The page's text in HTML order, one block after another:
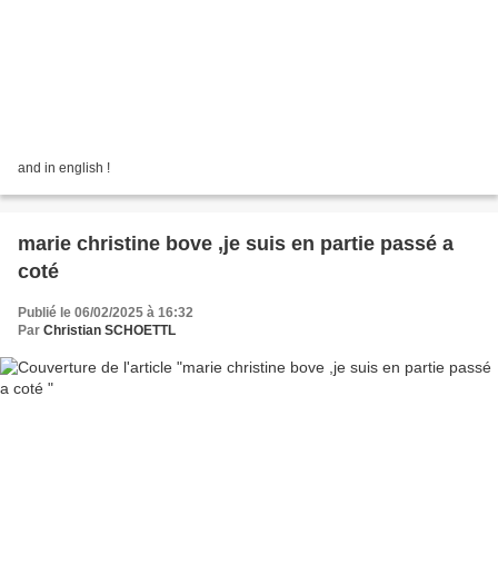
and in english !
marie christine bove ,je suis en partie passé a
coté
Publié le 06/02/2025 à 16:32
Par Christian SCHOETTL